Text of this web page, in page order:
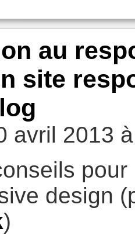
au
site
avril 2013
design
)